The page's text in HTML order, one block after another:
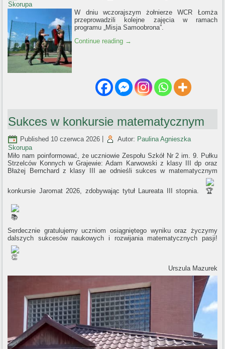
Skorupa
W dniu wczorajszym żołnierze WCR Łomża
przeprowadzili kolejne zajęcia w ramach
programu „Misja Samoobrona”.
Continue reading →
Sukces w konkursie matematycznym
Published 10 czerwca 2026 Autor: Paulina Agnieszka
Skorupa
Miło nam poinformować, że uczniowie Zespołu Szkół Nr 2 im. 9. Pułku
Strzelców Konnych w Grajewie: Adam Karwowski z klasy III dp oraz
Błażej Bernchard z klasy III ae odnieśli sukces w matematycznym
konkursie Jaromat 2026, zdobywając tytuł Laureata III stopnia.
Serdecznie gratulujemy uczniom osiągniętego wyniku oraz życzymy
dalszych sukcesów naukowych i rozwijania matematycznych pasji!
Urszula Mazurek